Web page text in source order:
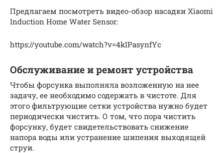
Предлагаем посмотреть видео-обзор насадки Xiaomi
Induction Home Water Sensor:
https://youtube.com/watch?v=4kIPasynfYc
Обслуживание и ремонт устройства
Чтобы форсунка выполняла возложенную на нее
задачу, ее необходимо содержать в чистоте. Для
этого фильтрующие сетки устройства нужно будет
периодически чистить. О том, что пора чистить
форсунку, будет свидетельствовать снижение
напора воды или устранение шипения выходящей
струи.